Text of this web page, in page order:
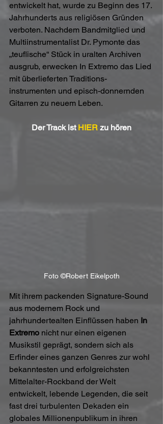
entwickelt hat, wurde zu Beginn des 17.
Jahrhunderts aus religiösen Gründen
verboten. Nachdem Bandmitglied und
Multiinstrumentalist Dr. Pymonte das
„teuflische“ Stück in uralten Archiven
ausgrub, erwecken In Extremo das Lied
mit überlieferten Traditions-
instrumenten und episch-donnernden
Gitarren zu neuem Leben.
Der Track ist HIER zu hören
Foto ©Robert Eikelpoth
Mit ihrem packenden Signature-Sound
aus modernem Rock und
jahrhundertealten Einflüssen haben In
Extremo nicht nur einen eigenen
Musikstil geprägt, sondern sich als
Erfinder eines ganzen Genres zur wohl
bekanntesten und erfolgreichsten
Mittelalter-Rockband der Welt
entwickelt, lebende Legenden, die seit
fast drei turbulenten Dekaden ein
globales Millionenpublikum in ihren